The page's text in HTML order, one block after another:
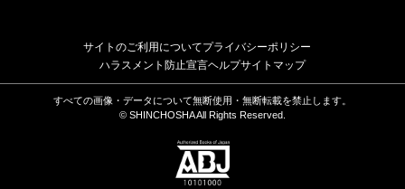
サイトのご利用についてプライバシーポリシー
ハラスメント防止宣言ヘルプサイトマップ
すべての画像・データについて無断使用・無断転載を禁止します。
© SHINCHOSHA All Rights Reserved.